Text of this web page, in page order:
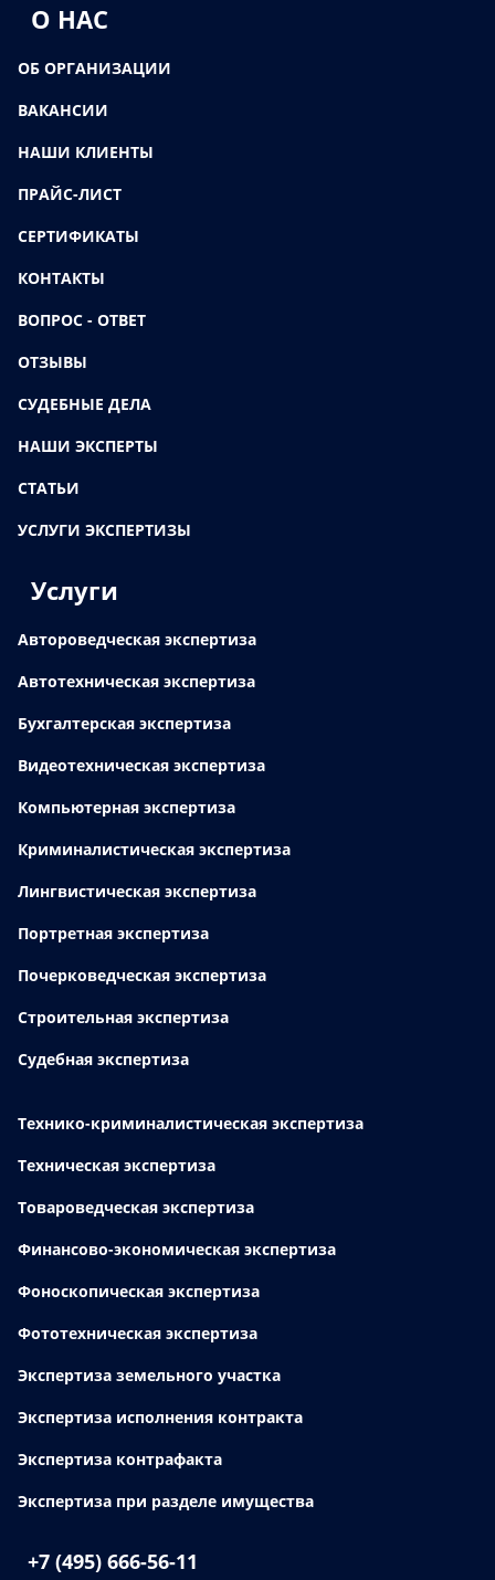
О НАС
ОБ ОРГАНИЗАЦИИ
ВАКАНСИИ
НАШИ КЛИЕНТЫ
ПРАЙС-ЛИСТ
СЕРТИФИКАТЫ
КОНТАКТЫ
ВОПРОС - ОТВЕТ
ОТЗЫВЫ
СУДЕБНЫЕ ДЕЛА
НАШИ ЭКСПЕРТЫ
СТАТЬИ
УСЛУГИ ЭКСПЕРТИЗЫ
Услуги
Автороведческая экспертиза
Автотехническая экспертиза
Бухгалтерская экспертиза
Видеотехническая экспертиза
Компьютерная экспертиза
Криминалистическая экспертиза
Лингвистическая экспертиза
Портретная экспертиза
Почерковедческая экспертиза
Строительная экспертиза
Судебная экспертиза
Технико-криминалистическая экспертиза
Техническая экспертиза
Товароведческая экспертиза
Финансово-экономическая экспертиза
Фоноскопическая экспертиза
Фототехническая экспертиза
Экспертиза земельного участка
Экспертиза исполнения контракта
Экспертиза контрафакта
Экспертиза при разделе имущества
+7 (495) 666-56-11